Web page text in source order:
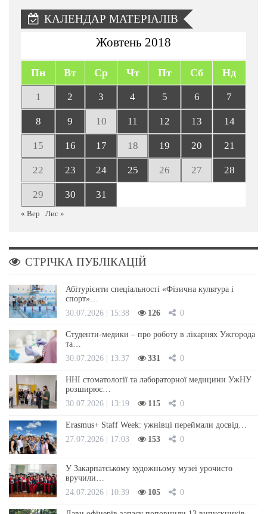
КАЛЕНДАР МАТЕРІАЛІВ
Жовтень 2018
Пн Вт Ср Чт Пт Сб Нд
1 2 3 4 5 6 7
8 9 10 11 12 13 14
15 16 17 18 19 20 21
22 23 24 25 26 27 28
29 30 31
« Вер Лис »
СТРІЧКА ПУБЛІКАЦІЙ
Абітурієнти спеціальності «Фізична культура і
спорт»…
30.07.2026 | 15:38
126 0
Студенти-медики – про роботу в лікарнях Ужгорода
та…
30.07.2026 | 13:37
331 0
ННІ стоматології та лабораторної медицини УжНУ
розширює…
30.07.2026 | 13:19
115 0
Erasmus+ Staff Week: ужнівці переймали досвід…
27.07.2026 | 17:03
153 0
У Закарпатському художньому музеї урочисто
вручили…
24.07.2026 | 10:39
105 0